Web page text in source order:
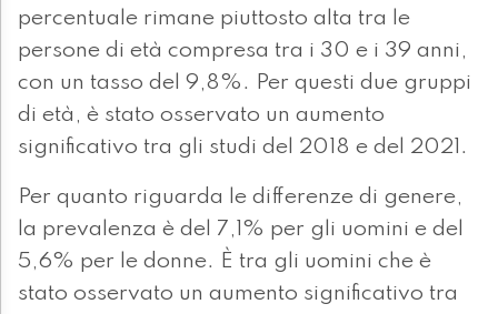
percentuale rimane piuttosto alta tra le
persone di età compresa tra i 30 e i 39 anni,
con un tasso del 9,8%. Per questi due gruppi
di età, è stato osservato un aumento
significativo tra gli studi del 2018 e del 2021.
Per quanto riguarda le differenze di genere,
la prevalenza è del 7,1% per gli uomini e del
5,6% per le donne. È tra gli uomini che è
stato osservato un aumento significativo tra